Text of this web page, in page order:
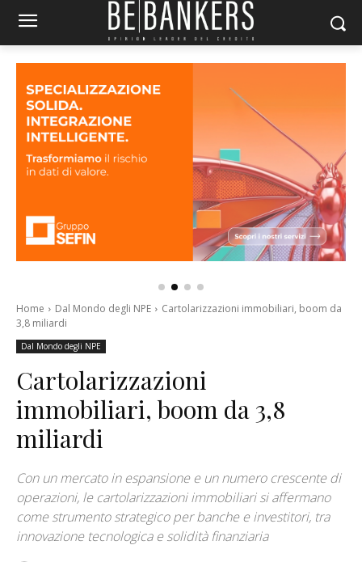
Home Dal Mondo degli NPE
Cartolarizzazioni immobiliari, boom da
3,8 miliardi
Dal Mondo degli NPE
Cartolarizzazioni
immobiliari, boom da 3,8
miliardi
Con un mercato in espansione e un numero crescente di
operazioni, le cartolarizzazioni immobiliari si affermano
come strumento strategico per banche e investitori, tra
innovazione tecnologica e solidità finanziaria